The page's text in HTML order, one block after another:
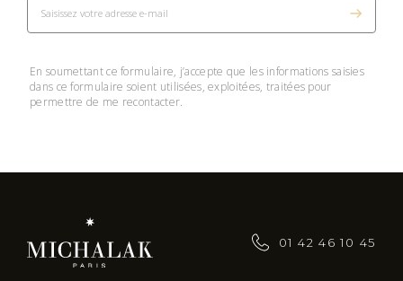
En soumettant ce formulaire, j’accepte que les informations saisies
dans ce formulaire soient utilisées, exploitées, traitées pour
permettre de me recontacter.
01 42 46 10 45